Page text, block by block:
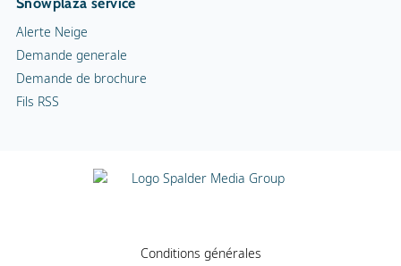
Alerte Neige
Demande generale
Demande de brochure
Fils RSS
Conditions générales